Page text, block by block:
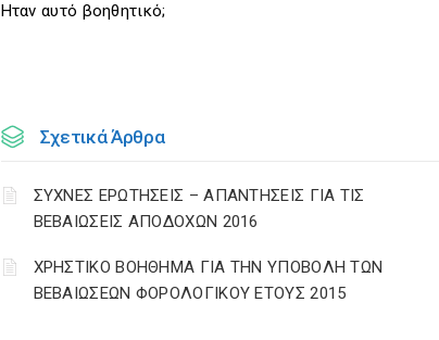
Ηταν αυτό βοηθητικό;
Σχετικά Άρθρα
ΣΥΧΝΕΣ ΕΡΩΤΗΣΕΙΣ – ΑΠΑΝΤΗΣΕΙΣ ΓΙΑ ΤΙΣ
ΒΕΒΑΙΩΣΕΙΣ ΑΠΟΔΟΧΩΝ 2016
ΧΡΗΣΤΙΚΟ ΒΟΗΘΗΜΑ ΓΙΑ ΤΗΝ ΥΠΟΒΟΛΗ ΤΩΝ
ΒΕΒΑΙΩΣΕΩΝ ΦΟΡΟΛΟΓΙΚΟΥ ΕΤΟΥΣ 2015